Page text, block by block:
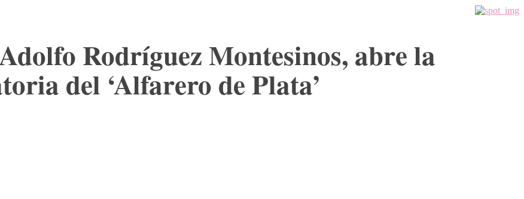
Rodríguez Montesinos, abre la
del ‘Alfarero de Plata’